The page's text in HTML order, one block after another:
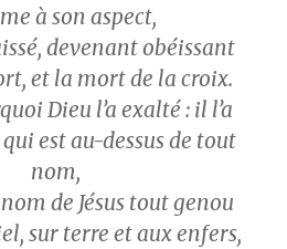
à son aspect,
devenant obéissant
et la mort de la croix.
Dieu l’a exalté : il l’a
est au-dessus de tout
nom,
de Jésus tout genou
sur terre et aux enfers,